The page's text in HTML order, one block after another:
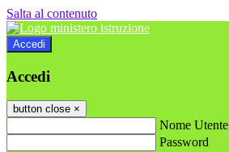
Salta al contenuto
Accedi
Accedi
button close ×
Nome Utente
Password